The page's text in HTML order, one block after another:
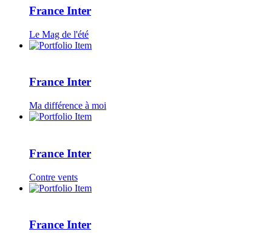
France Inter
Le Mag de l'été
France Inter
Ma différence à moi
France Inter
Contre vents
France Inter